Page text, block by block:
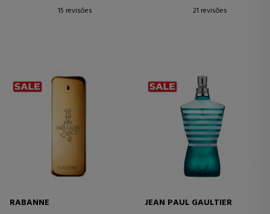
15 revisões
21 revisões
RABANNE
JEAN PAUL GAULTIER